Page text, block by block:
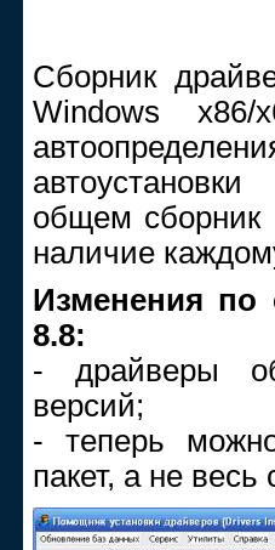
Сборник
Windows
общем сборник
наличие
Изменения по
8.8:
- драйверы
версий;
- теперь
пакет, а не